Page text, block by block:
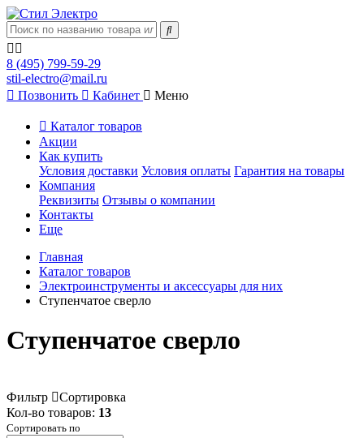
8 (495) 799-59-29
stil-electro@mail.ru
Позвонить
Кабинет Меню
Каталог товаров
Акции
Как купить
Условия доставки Условия оплаты Гарантия на товары
Компания
Реквизиты Отзывы о компании
Контакты
Еще
Главная
Каталог товаров
Электроинструменты и аксессуары для них
Ступенчатое сверло
Ступенчатое сверло
Фильтр
Сортировка
Кол-во товаров: 13
Сортировать по